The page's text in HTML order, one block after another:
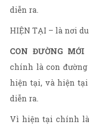
diễn ra.
HIỆN TẠI – là nơi
CON ĐƯỜNG
chính là con
hiện tại, và hiện
diễn ra.
Vì hiện tại chính là